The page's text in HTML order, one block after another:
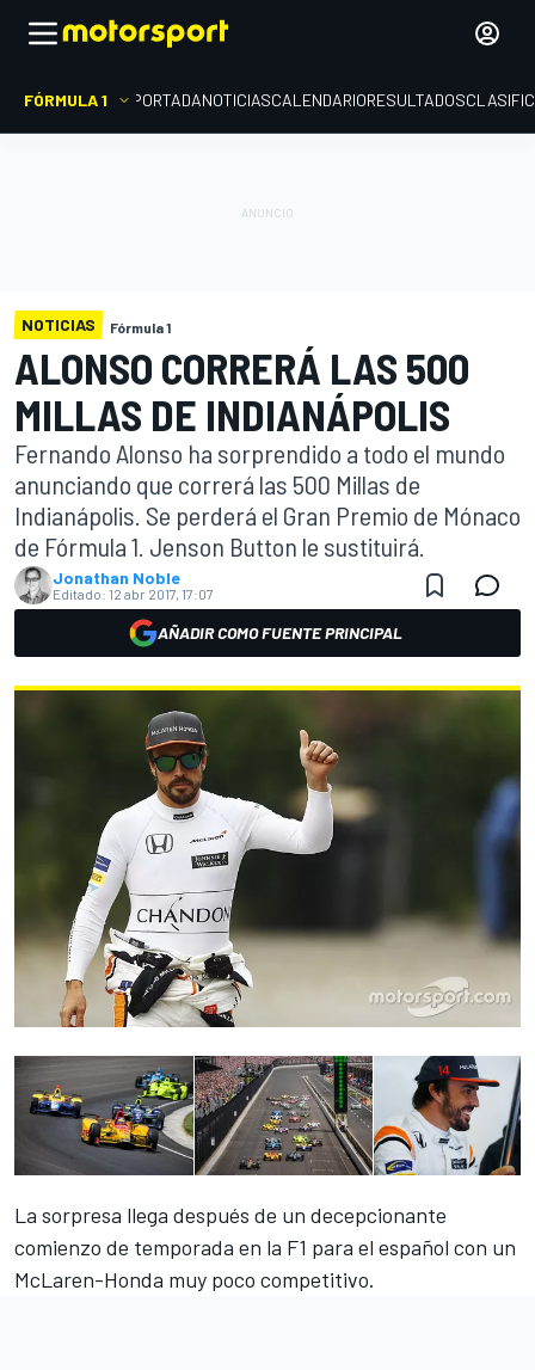
FÓRMULA 1 PORTADANOTICIASCALENDARIORESULTADOS
NOTICIAS Fórmula 1
ALONSO CORRERÁ LAS 500
MILLAS DE INDIANÁPOLIS
Fernando Alonso ha sorprendido a todo el mundo
anunciando que correrá las 500 Millas de
Indianápolis. Se perderá el Gran Premio de Mónaco
de Fórmula 1. Jenson Button le sustituirá.
Jonathan Noble
Editado: 12 abr 2017, 17:07
AÑADIR COMO FUENTE PRINCIPAL
La sorpresa llega después de un decepcionante
comienzo de temporada en la F1 para el español con un
McLaren-Honda muy poco competitivo.